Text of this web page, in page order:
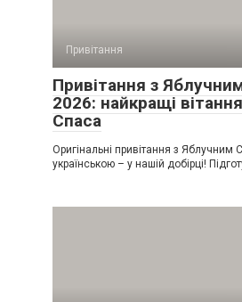
Привітання
Привітання з
2026: найкращі
Спаса
Оригінальні привітання з Яблучним
українською – у нашій добірці!